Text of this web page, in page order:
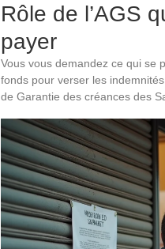
Rôle de l’AGS
payer
Vous vous demandez ce qui se
fonds pour verser les
de Garantie des créances des